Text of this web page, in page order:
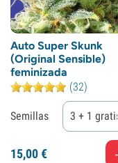
Auto Super Skunk
(Original Sensible)
feminizada
(32)
Semillas 3 + 1 gratis
15,00€